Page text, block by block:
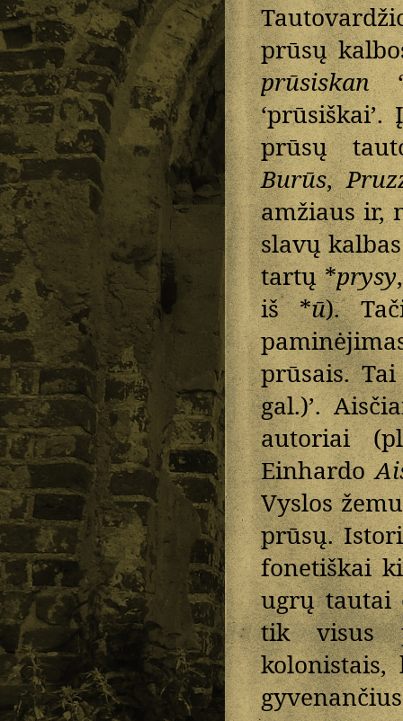
prūsų
prūsiskan
prūsų
Burūs,
amžiaus ir,
slavų
tartų *prysy
iš *ū).
prūsais.
gal.)’.
autoriai
Einhardo
Vyslos
prūsų.
fonetiškai
ugrų tautai
tik visus